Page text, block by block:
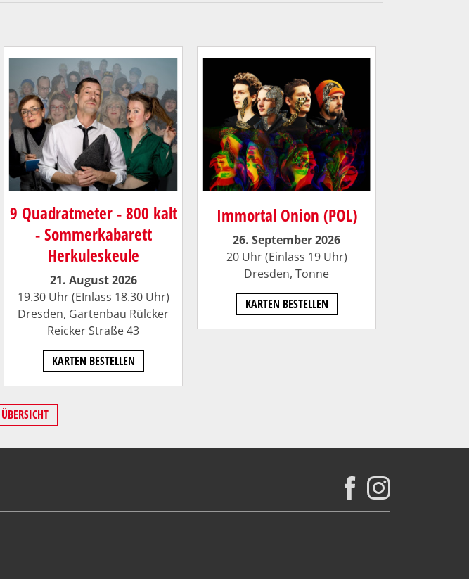
9 Quadratmeter - 800 kalt
- Sommerkabarett
Herkuleskeule
21. August 2026
19.30 Uhr (EInlass 18.30 Uhr)
Dresden, Gartenbau Rülcker
Reicker Straße 43
KARTEN BESTELLEN
Immortal Onion (POL)
26. September 2026
20 Uhr (Einlass 19 Uhr)
Dresden, Tonne
KARTEN BESTELLEN